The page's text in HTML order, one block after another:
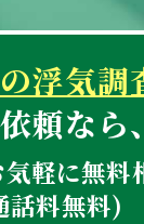
浮気調
頼なら、
軽に無料
話料無料)